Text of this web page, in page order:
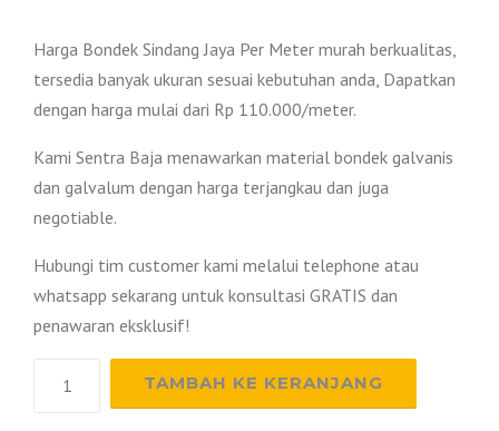
Harga Bondek Sindang Jaya Per Meter murah berkualitas,
tersedia banyak ukuran sesuai kebutuhan anda, Dapatkan
dengan harga mulai dari Rp 110.000/meter.
Kami Sentra Baja menawarkan material bondek galvanis
dan galvalum dengan harga terjangkau dan juga
negotiable.
Hubungi tim customer kami melalui telephone atau
whatsapp sekarang untuk konsultasi GRATIS dan
penawaran eksklusif!
TAMBAH KE KERANJANG